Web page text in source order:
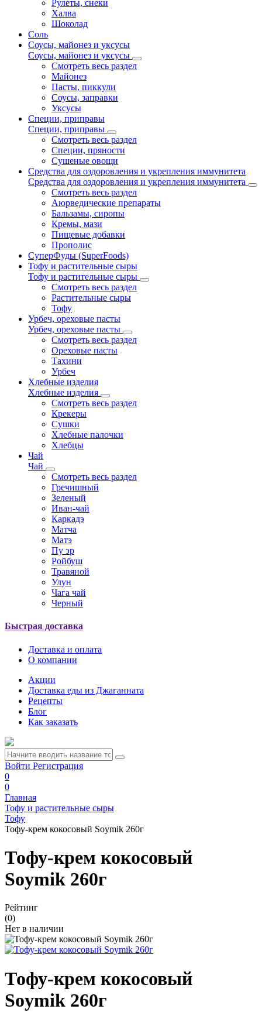
Рулеты, снеки
Халва
Шоколад
Соль
Соусы, майонез и уксусы
Соусы, майонез и уксусы
Смотреть весь раздел
Майонез
Пасты, пиккули
Соусы, заправки
Уксусы
Специи, приправы
Специи, приправы
Смотреть весь раздел
Специи, пряности
Сушеные овощи
Средства для оздоровления и укрепления иммунитета
Средства для оздоровления и укрепления иммунитета
Смотреть весь раздел
Аюрведические препараты
Бальзамы, сиропы
Кремы, мази
Пищевые добавки
Прополис
СуперФуды (SuperFoods)
Тофу и растительные сыры
Тофу и растительные сыры
Смотреть весь раздел
Растительные сыры
Тофу
Урбеч, ореховые пасты
Урбеч, ореховые пасты
Смотреть весь раздел
Ореховые пасты
Тахини
Урбеч
Хлебные изделия
Хлебные изделия
Смотреть весь раздел
Крекеры
Сушки
Хлебные палочки
Хлебцы
Чай
Чай
Смотреть весь раздел
Гречишный
Зеленый
Иван-чай
Каркадэ
Матча
Матэ
Пу эр
Ройбуш
Травяной
Улун
Чага чай
Черный
Быстрая доставка
Доставка и оплата
О компании
Акции
Доставка еды из Джаганната
Рецепты
Блог
Как заказать
Войти Регистрация
0
0
Главная
Тофу и растительные сыры
Тофу
Тофу-крем кокосовый Soymik 260г
Тофу-крем кокосовый
Soymik 260г
Рейтинг
(0)
Нет в наличии
Тофу-крем кокосовый
Soymik 260г